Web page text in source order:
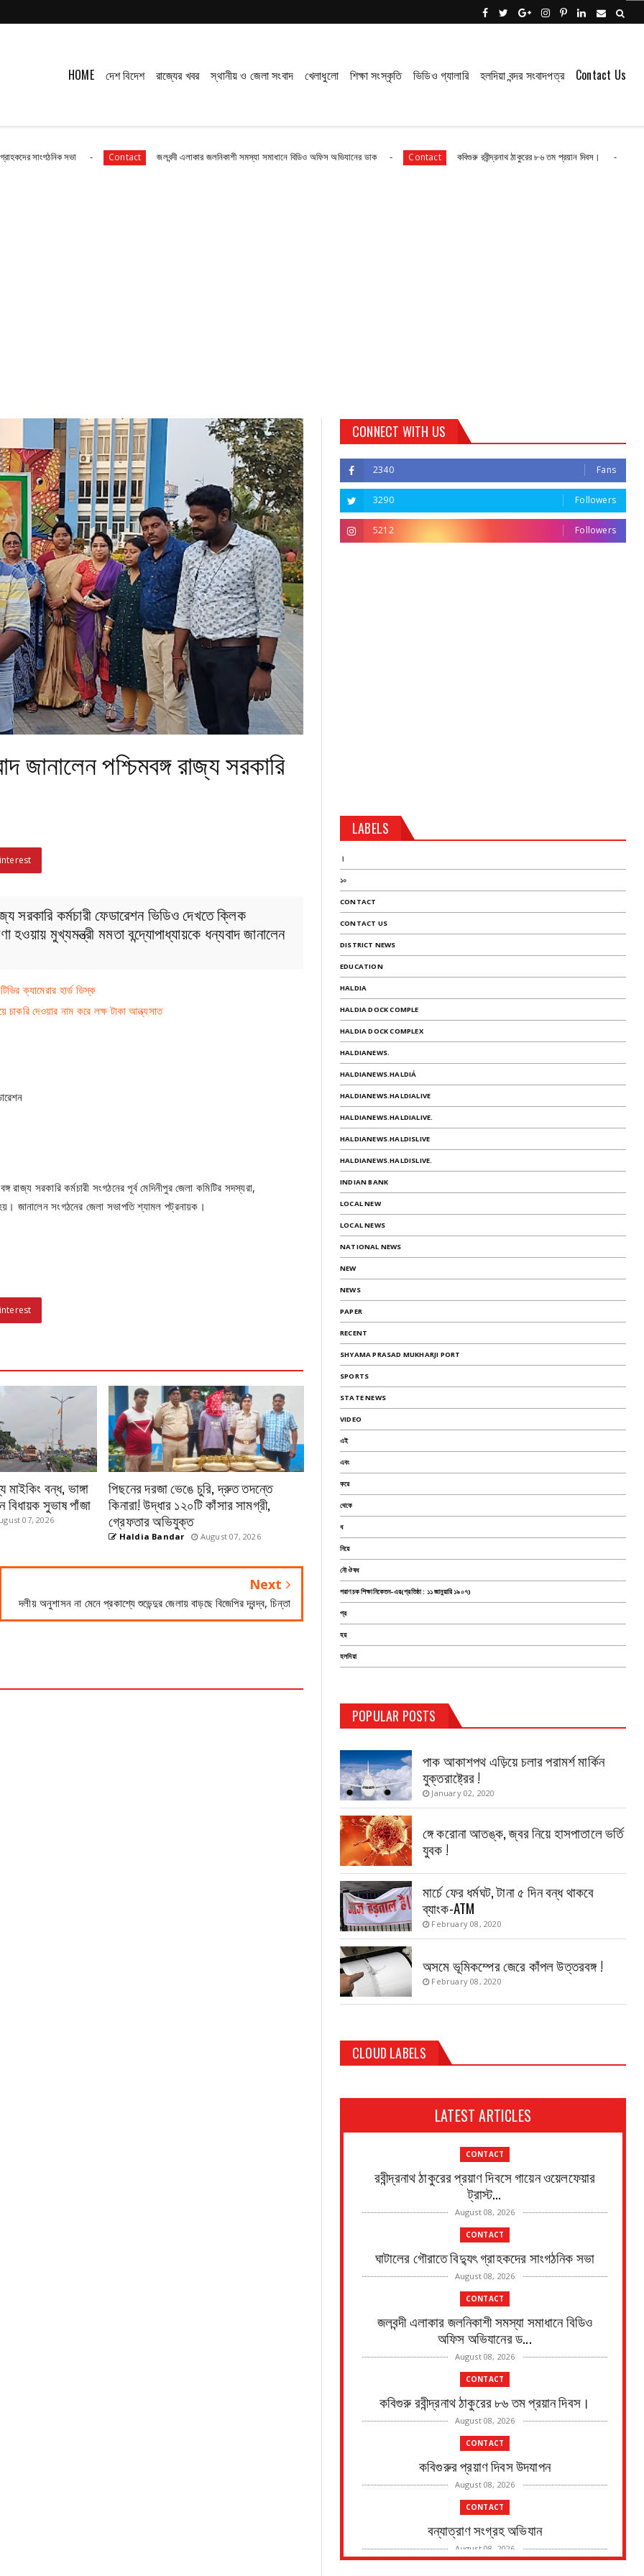
HOME দেশ বিদেশ রাজ্যের খবর স্থানীয় ও জেলা সংবাদ খেলাধুলো শিক্ষা সংস্কৃতি ভিডিও গ্যালারি হলদিয়া বন্দর সংবাদপত্র Contact Us
সভা Contact জলবন্দী এলাকার জলনিকাশী সমস্যা সমাধানে বিডিও অফিস অভিযানের ডাক Contact কবিগুরু রবীন্দ্রনাথ ঠাকুরের ৮৬ তম প্রয়ান দিবস। Contact
জানালেন পশ্চিমবঙ্গ রাজ্য সরকারি
সরকারি কর্মচারী ফেডারেশন ভিডিও দেখতে ক্লিক
মুখ্যমন্ত্রী মমতা বন্দ্যোপাধ্যায়কে ধন্যবাদ জানালেন
ক্যামেরার হার্ড ডিস্ক
দেওয়ার নাম করে লক্ষ টাকা আন্ত্যসাত
রাজ্য সরকারি কর্মচারী সংগঠনের পূর্ব মেদিনীপুর জেলা কমিটির সদস্যরা,
জানালেন সংগঠনের জেলা সভাপতি শ্যামল পট্রনায়ক।
বন্ধ, ভাঙ্গা
সুভাষ পাঁজা
07, 2026
পিছনের দরজা ভেঙে চুরি, দ্রুত তদন্তে
কিনারা! উদ্ধার ১২০টি কাঁসার সামগ্রী,
গ্রেফতার অভিযুক্ত
Haldia Bandar August 07, 2026
Next
দলীয় অনুশাসন না মেনে প্রকাশ্যে শুভেন্দুর জেলায় বাড়ছে বিজেপির দ্বন্দ্ব, চিন্তা
CONNECT WITH US
2340 Fans
3290 Followers
5212 Followers
LABELS
।
১০
CONTACT
CONTACT US
DISTRICT NEWS
EDUCATION
HALDIA
HALDIA DOCK COMPLE
HALDIA DOCK COMPLEX
HALDIANEWS.
HALDIANEWS.HALDIÁ
HALDIANEWS.HALDIALIVE
HALDIANEWS.HALDIALIVE.
HALDIANEWS.HALDISLIVE
HALDIANEWS.HALDISLIVE.
INDIAN BANK
LOCAL NEW
LOCAL NEWS
NATIONAL NEWS
NEW
NEWS
PAPER
RECENT
SHYAMA PRASAD MUKHARJI PORT
SPORTS
STATE NEWS
VIDEO
এই
এবং
করে
থেকে
ধ
নিয়ে
নৌ ঔষধ
পরাণচক শিক্ষানিকেতন-এর(প্রতিষ্ঠা : ১১ জানুয়ারি ১৯০৭)
প্র
হয়
হলদিয়া
POPULAR POSTS
TEST PAGE
August 14, 2019
পাক আকাশপথ এড়িয়ে চলার পরামর্শ মার্কিন
যুক্তরাষ্ট্রের !
January 02, 2020
ঙ্গে করোনা আতঙ্ক, জ্বর নিয়ে হাসপাতালে ভর্তি
যুবক !
মার্চে ফের ধর্মঘট, টানা ৫ দিন বন্ধ থাকবে
ব্যাংক-ATM
February 08, 2020
অসমে ভূমিকম্পের জেরে কাঁপল উত্তরবঙ্গ !
February 08, 2020
CLOUD LABELS
LATEST ARTICLES
CONTACT
রবীন্দ্রনাথ ঠাকুরের প্রয়াণ দিবসে গায়েন ওয়েলফেয়ার
ট্রাস্ট...
August 08, 2026
CONTACT
ঘাটালের গৌরাতে বিদ্যুৎ গ্রাহকদের সাংগঠনিক সভা
August 08, 2026
CONTACT
জলবন্দী এলাকার জলনিকাশী সমস্যা সমাধানে বিডিও
অফিস অভিযানের ড...
August 08, 2026
CONTACT
কবিগুরু রবীন্দ্রনাথ ঠাকুরের ৮৬ তম প্রয়ান দিবস।
August 08, 2026
CONTACT
কবিগুরুর প্রয়াণ দিবস উদযাপন
August 08, 2026
CONTACT
বন্যাত্রাণ সংগ্রহ অভিযান
August 08, 2026